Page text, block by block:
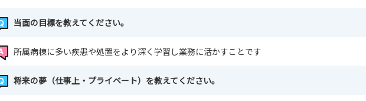
当面の目標を教えてください。
所属病棟に多い疾患や処置をより深く学習し業務に活かすことです
将来の夢（仕事上・プライベート）を教えてください。